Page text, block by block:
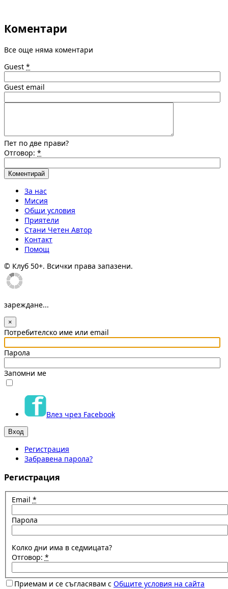
Коментари
Все още няма коментари
Guest *
Guest email
Пет по две прави?
Отговор: *
За нас
Мисия
Общи условия
Приятели
Стани Четен Автор
Контакт
Помощ
© Клуб 50+. Всички права запазени.
зареждане...
×
Потребителско име или email
Парола
Запомни ме
Влез чрез Facebook
Регистрация
Забравена парола?
Регистрация
Email *
Парола
Колко дни има в седмицата?
Отговор: *
Приемам и се съгласявам с Общите условия на сайта